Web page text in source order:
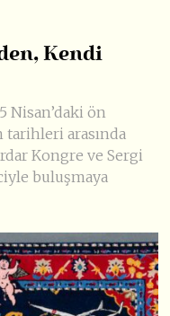
Kendi
Nisan’daki ön
tarihleri arasında
Kongre ve Sergi
buluşmaya